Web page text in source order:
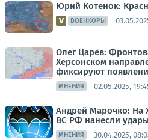
Юрий Котенок:
ВОЕНКОРЫ
Олег Царёв:
Херсонском
фиксируют
МНЕНИЯ 02.05.2025,
Андрей Марочко: На
ВС РФ нанесли
МНЕНИЯ 30.04.2025,